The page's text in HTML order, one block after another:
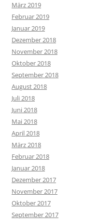
März 2019
Februar 2019
Januar 2019
Dezember 2018
November 2018
Oktober 2018
September 2018
August 2018
Juli 2018
Juni 2018
Mai 2018
April 2018
März 2018
Februar 2018
Januar 2018
Dezember 2017
November 2017
Oktober 2017
September 2017